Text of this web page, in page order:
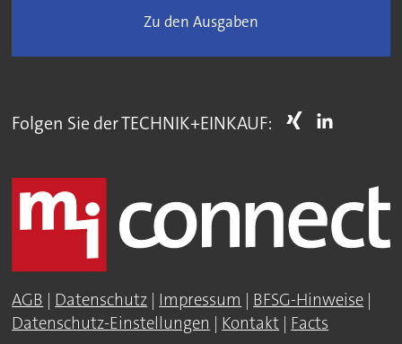
Zu den Ausgaben
Folgen Sie der TECHNIK+EINKAUF:
AGB | Datenschutz | Impressum | BFSG-Hinweise |
Datenschutz-Einstellungen | Kontakt | Facts